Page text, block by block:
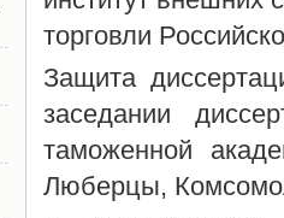
торговли
Защита
заседании
таможенной
Люберцы,